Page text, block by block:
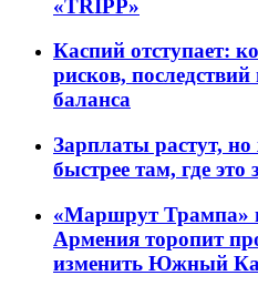
«TRIPP»
Каспий отступает:
рисков,
баланса
Зарплаты растут,
быстрее там, где это
«Маршрут Трампа»
Армения торопит
изменить Южный